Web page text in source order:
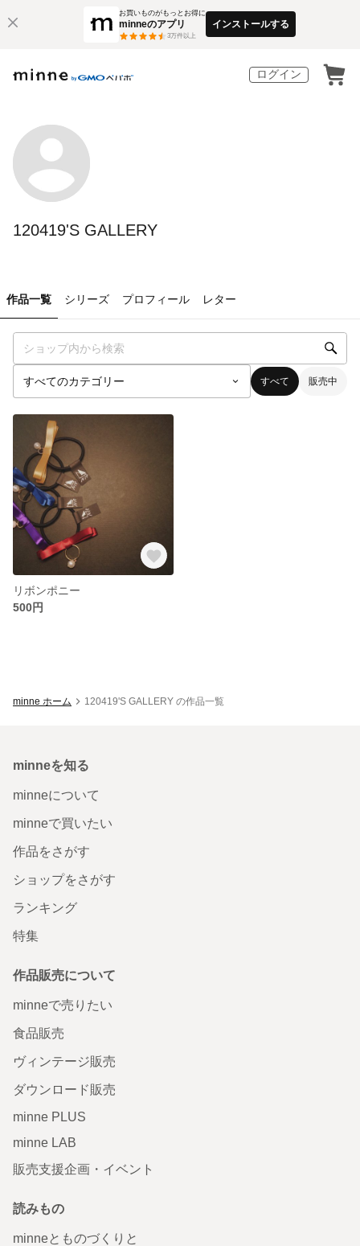
お買いものがもっとお得に
minneのアプリ
3万件以上
インストールする
ログイン
120419'S GALLERY
作品一覧 シリーズ プロフィール レター
すべて 販売中
リボンポニー
500円
minne ホーム 120419'S GALLERY の作品一覧
minneを知る
minneについて
minneで買いたい
作品をさがす
ショップをさがす
ランキング
特集
作品販売について
minneで売りたい
食品販売
ヴィンテージ販売
ダウンロード販売
minne PLUS
minne LAB
販売支援企画・イベント
読みもの
minneとものづくりと